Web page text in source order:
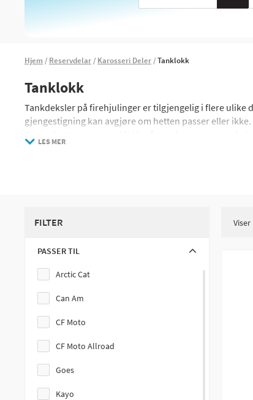
Hjem Reservdelar Karosseri Deler Tanklokk
Tanklokk
Tankdeksler på firehjulinger er tilgjengelig i flere ulike
gjengestigning kan avgjøre om hetten passer eller ikke.
dukke opp tanklokk uten gjenger som er presset inn i
Husk når du kjøper nye låsbare tanklokk at den
LES MER
FILTER
PASSER TIL
Arctic Cat
Can Am
CF Moto
CF Moto Allroad
Goes
Kayo
Viser